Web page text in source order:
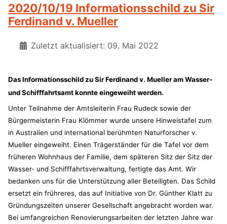
2020/10/19 Informationsschild zu Sir
Ferdinand v. Mueller
Zuletzt aktualisiert: 09. Mai 2022
Das Informationsschild zu Sir Ferdinand v. Mueller am Wasser-
und Schifffahrtsamt konnte eingeweiht werden.
Unter Teilnahme der Amtsleiterin Frau Rudeck sowie der
Bürgermeisterin Frau Klömmer wurde unsere Hinweistafel zum
in Australien und international berühmten Naturforscher v.
Mueller eingeweiht. Einen Trägerständer für die Tafel vor dem
früheren Wohnhaus der Familie, dem späteren Sitz der Sitz der
Wasser- und Schifffahrtsverwaltung, fertigte das Amt. Wir
bedanken uns für die Unterstützung aller Beteiligten. Das Schild
ersetzt ein frühreres, das auf Initiative von Dr. Günther Klatt zu
Gründungszeiten unserer Gesellschaft angebracht worden war.
Bei umfangreichen Renovierungsarbeiten der letzten Jahre war